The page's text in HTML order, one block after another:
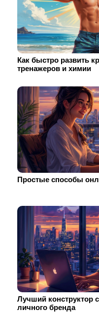
Как быстро развить
тренажеров и химии
Простые способы
Лучший конструктор
личного бренда